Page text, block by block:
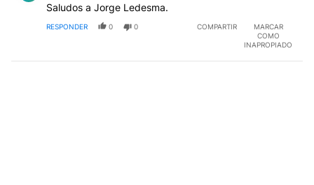
Saludos a Jorge Ledesma.
RESPONDER 0 0 COMPARTIR
MARCAR
COMO
INAPROPIADO